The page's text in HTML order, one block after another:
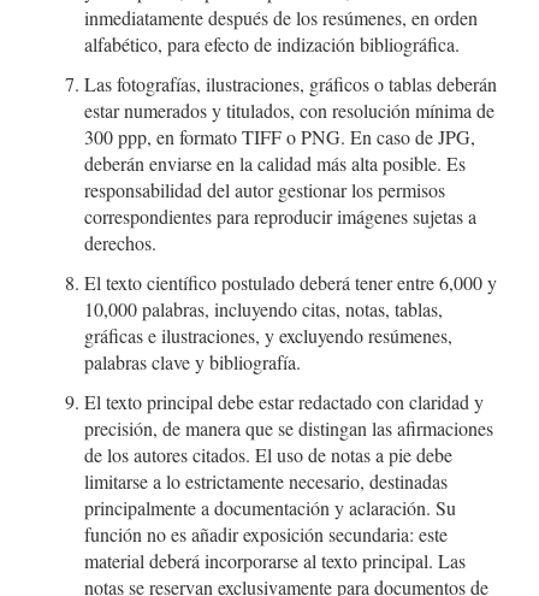
inmediatamente después de los resúmenes, en orden
alfabético, para efecto de indización bibliográfica.
Las fotografías, ilustraciones, gráficos o tablas deberán
estar numerados y titulados, con resolución mínima de
300 ppp, en formato TIFF o PNG. En caso de JPG,
deberán enviarse en la calidad más alta posible. Es
responsabilidad del autor gestionar los permisos
correspondientes para reproducir imágenes sujetas a
derechos.
El texto científico postulado deberá tener entre 6,000 y
10,000 palabras, incluyendo citas, notas, tablas,
gráficas e ilustraciones, y excluyendo resúmenes,
palabras clave y bibliografía.
El texto principal debe estar redactado con claridad y
precisión, de manera que se distingan las afirmaciones
de los autores citados. El uso de notas a pie debe
limitarse a lo estrictamente necesario, destinadas
principalmente a documentación y aclaración. Su
función no es añadir exposición secundaria: este
material deberá incorporarse al texto principal. Las
notas se reservan exclusivamente para documentos de